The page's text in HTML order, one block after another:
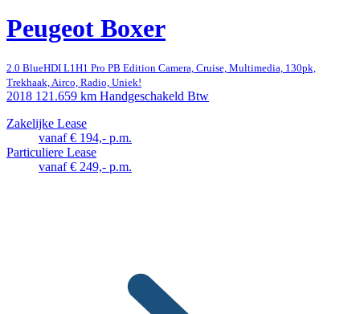
Peugeot Boxer
2.0 BlueHDI L1H1 Pro PB Edition Camera, Cruise, Multimedia, 130pk,
Trekhaak, Airco, Radio, Uniek!
2018 121.659 km Handgeschakeld Btw
Zakelijke Lease
vanaf € 194,- p.m.
Particuliere Lease
vanaf € 249,- p.m.